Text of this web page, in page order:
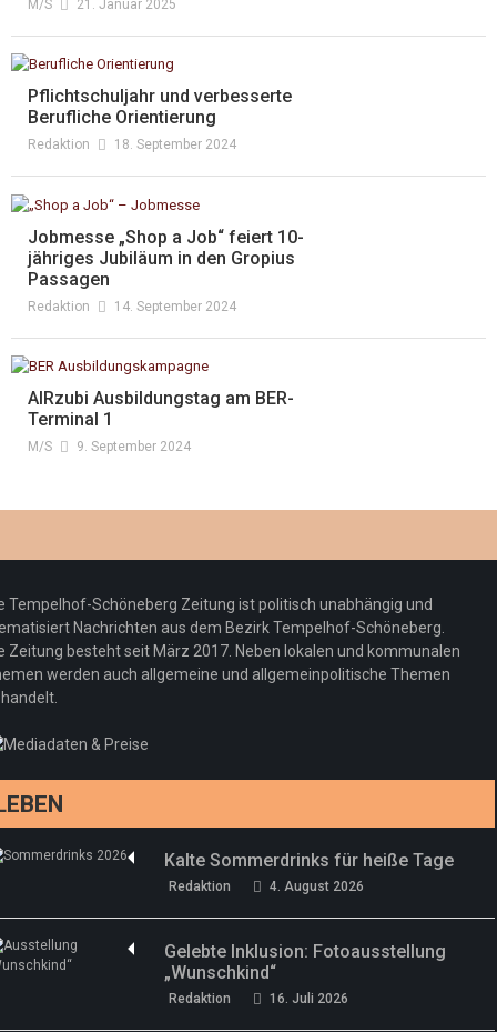
M/s 21. Januar 2025
Pflichtschuljahr und verbesserte
Berufliche Orientierung
Redaktion 18. September 2024
Jobmesse „Shop a Job“ feiert 10-
jähriges Jubiläum in den Gropius
Passagen
Redaktion 14. September 2024
AIRzubi Ausbildungstag am BER-
Terminal 1
M/s 9. September 2024
Tempelhof-Schöneberg Zeitung ist politisch unabhängig und
Nachrichten aus dem Bezirk Tempelhof-Schöneberg.
Zeitung besteht seit März 2017. Neben lokalen und kommunalen
werden auch allgemeine und allgemeinpolitische Themen
Kalte Sommerdrinks für heiße Tage
Redaktion 4. August 2026
Gelebte Inklusion: Fotoausstellung
„Wunschkind“
Redaktion 16. Juli 2026